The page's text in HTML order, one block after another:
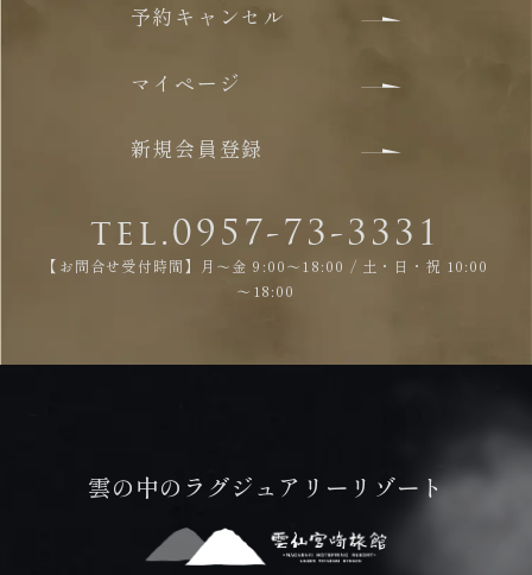
予約キャンセル
マイページ
新規会員登録
tel.0957-73-3331
【お問合せ受付時間】月～金 9:00～18:00 / 土・日・祝 10:00
～18:00
雲の中のラグジュアリーリゾート